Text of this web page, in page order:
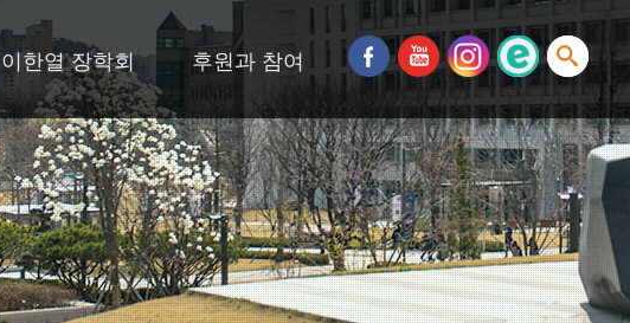
이한열 장학회 후원과 참여